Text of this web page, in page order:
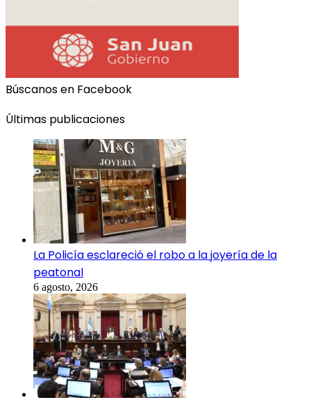
Búscanos en Facebook
Últimas publicaciones
La Policía esclareció el robo a la joyería de la
peatonal
6 agosto, 2026